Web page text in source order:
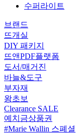
수퍼라이트
브랜드
뜨개실
DIY 패키지
뜨앤PDF플랫폼
도서/매거진
바늘&도구
부자재
왕초보
Clearance SALE
예치금상품권
#Marie Wallin 스폐셜